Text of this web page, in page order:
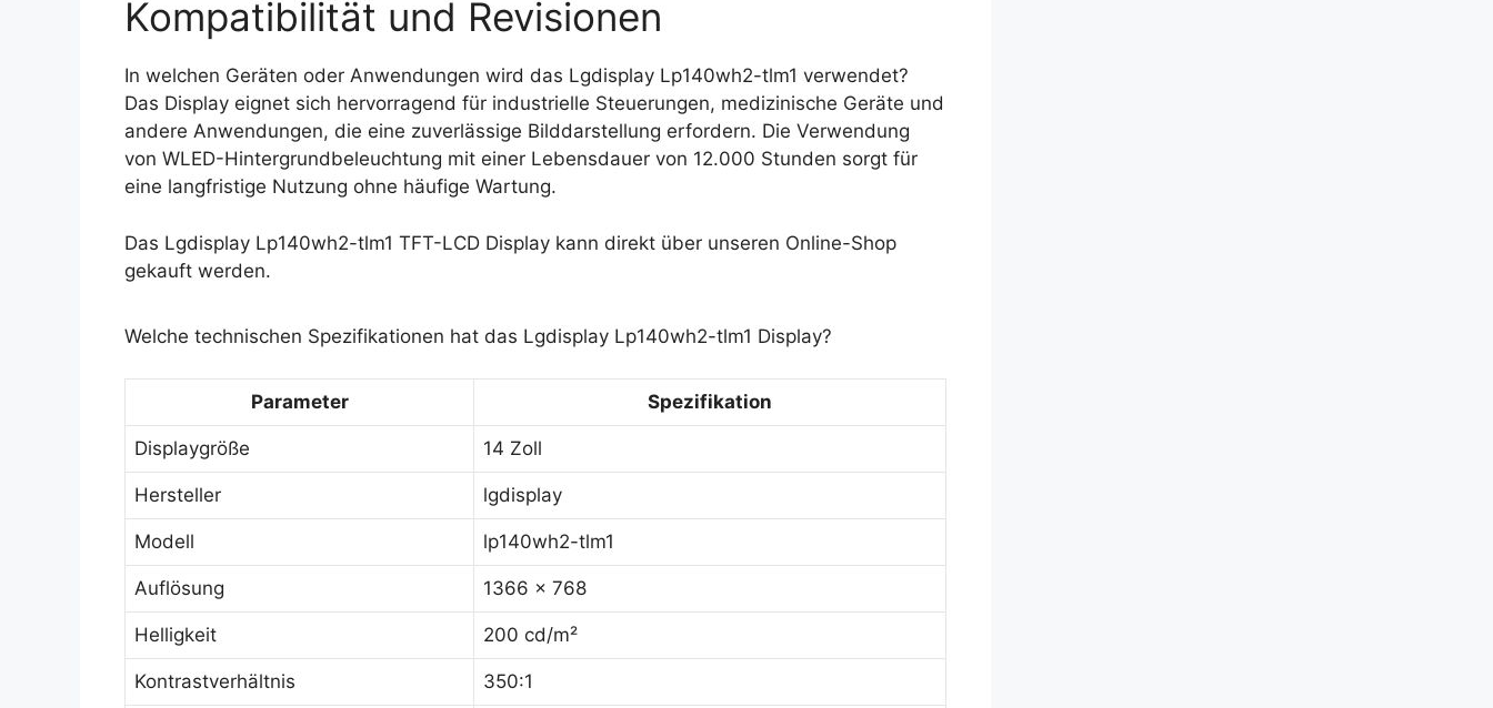
Kompatibilität und Revisionen
In welchen Geräten oder Anwendungen wird das Lgdisplay Lp140wh2-tlm1 verwendet?
Das Display eignet sich hervorragend für industrielle Steuerungen, medizinische Geräte und
andere Anwendungen, die eine zuverlässige Bilddarstellung erfordern. Die Verwendung
von WLED-Hintergrundbeleuchtung mit einer Lebensdauer von 12.000 Stunden sorgt für
eine langfristige Nutzung ohne häufige Wartung.
Das Lgdisplay Lp140wh2-tlm1 TFT-LCD Display kann direkt über unseren Online-Shop
gekauft werden.
Welche technischen Spezifikationen hat das Lgdisplay Lp140wh2-tlm1 Display?
Parameter Spezifikation
Displaygröße 14 Zoll
Hersteller lgdisplay
Modell lp140wh2-tlm1
Auflösung 1366 x 768
Helligkeit 200 cd/m²
Kontrastverhältnis 350:1